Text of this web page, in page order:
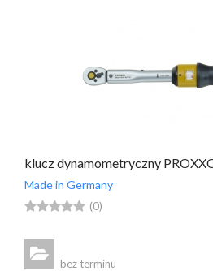
klucz dynamometryczny
Made in Germany
 (0)

bez terminu